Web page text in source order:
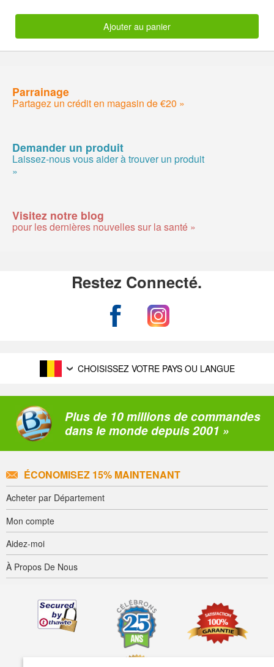
Ajouter au panier
Parrainage
Partagez un crédit en magasin de €20 »
Demander un produit
Laissez-nous vous aider à trouver un produit
»
Visitez notre blog
pour les dernières nouvelles sur la santé »
Restez Connecté.
CHOISISSEZ VOTRE PAYS OU LANGUE
Plus de 10 millions de commandes
dans le monde depuis 2001 »
ÉCONOMISEZ 15% MAINTENANT
Acheter par Département
Mon compte
Aidez-moi
À Propos De Nous